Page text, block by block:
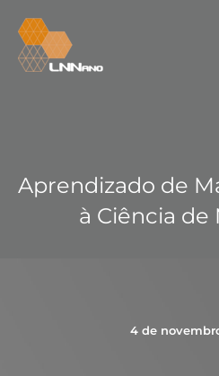
Aprendizado de
à Ciência de
4 de